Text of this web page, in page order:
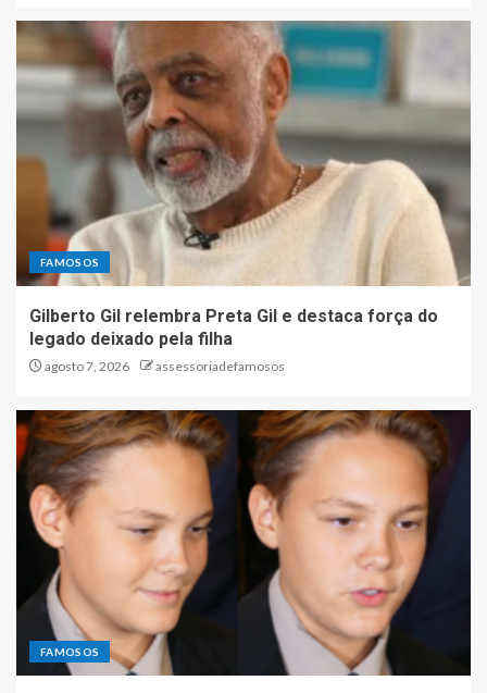
FAMOSOS
Gilberto Gil relembra Preta Gil e destaca força do
legado deixado pela filha
agosto 7, 2026 assessoriadefamosos
FAMOSOS